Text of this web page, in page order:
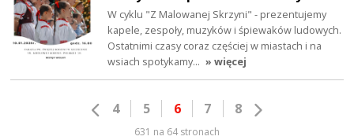
W cyklu "Z Malowanej Skrzyni" - prezentujemy
kapele, zespoły, muzyków i śpiewaków ludowych.
Ostatnimi czasy coraz częściej w miastach i na
wsiach spotykamy… » więcej
4 5 6 7 8
631 na 64 stronach